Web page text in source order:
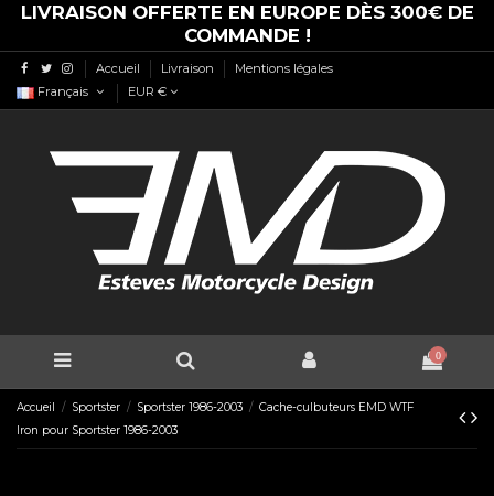
LIVRAISON OFFERTE EN EUROPE DÈS 300€ DE
COMMANDE !
Accueil Livraison
Mentions légales
Français
EUR €
0
Accueil Sportster Sportster 1986-2003
Cache-culbuteurs EMD WTF
Iron pour Sportster 1986-2003